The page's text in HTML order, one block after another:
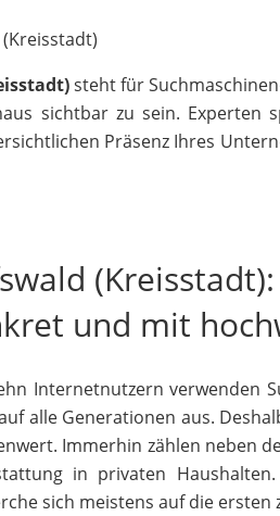
steht für
sichtbar zu sein. Experten
Präsenz Ihres
und mit
Internetnutzern verwenden
alle Generationen aus.
Immerhin zählen neben
in privaten
sich meistens auf die